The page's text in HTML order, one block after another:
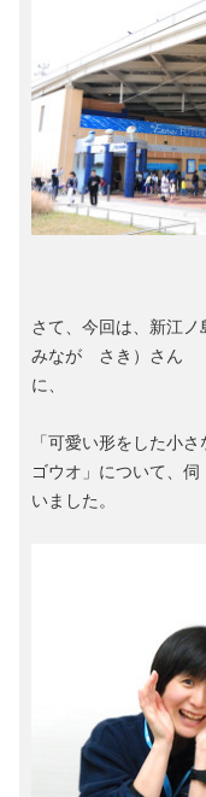
さて、今回は、新江
みなが さき）さん
に、
「可愛い形をした小
ゴウオ」について、伺
いました。